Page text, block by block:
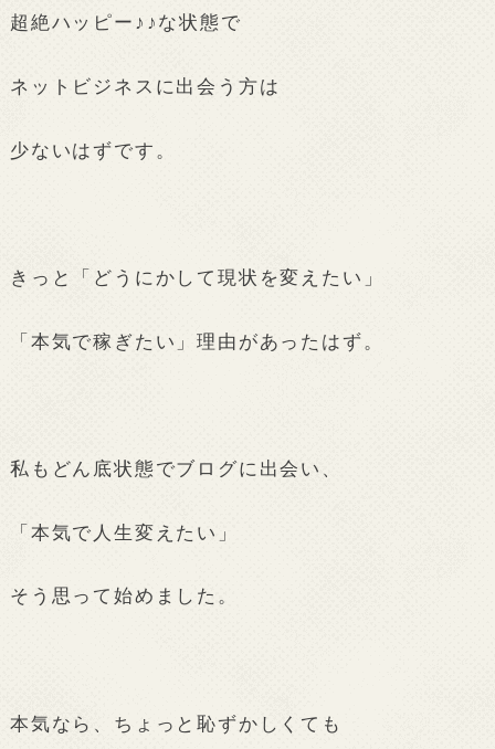
超絶ハッピー♪♪な状態で
ネットビジネスに出会う方は
少ないはずです。
きっと「どうにかして現状を変えたい」
「本気で稼ぎたい」理由があったはず。
私もどん底状態でブログに出会い、
「本気で人生変えたい」
そう思って始めました。
本気なら、ちょっと恥ずかしくても